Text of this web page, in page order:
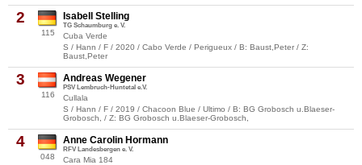
2
115
Isabell Stelling
TG Schaumburg e. V.
Cuba Verde
S / Hann / F / 2020 / Cabo Verde / Perigueux / B: Baust,Peter / Z:
Baust,Peter
3
116
Andreas Wegener
PSV Lembruch-Huntetal e.V.
Cullala
S / Hann / F / 2019 / Chacoon Blue / Ultimo / B: BG Grobosch u.Blaeser-
Grobosch, / Z: BG Grobosch u.Blaeser-Grobosch,
4
048
Anne Carolin Hormann
RFV Landesbergen e. V.
Cara Mia 184